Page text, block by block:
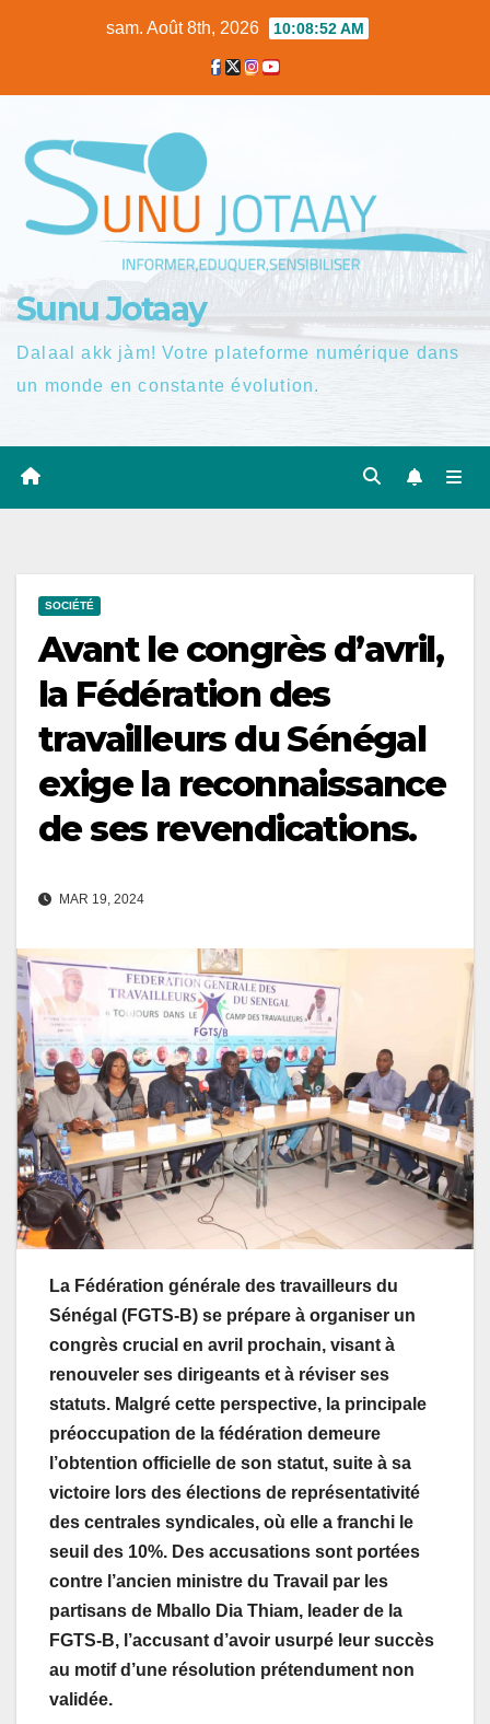
sam. Août 8th, 2026 10:08:53 AM
Sunu Jotaay
Dalaal akk jàm! Votre plateforme numérique dans
un monde en constante évolution.
SOCIÉTÉ
Avant le congrès d’avril,
la Fédération des
travailleurs du Sénégal
exige la reconnaissance
de ses revendications.
MAR 19, 2024
La Fédération générale des travailleurs du
Sénégal (FGTS-B) se prépare à organiser un
congrès crucial en avril prochain, visant à
renouveler ses dirigeants et à réviser ses
statuts. Malgré cette perspective, la principale
préoccupation de la fédération demeure
l’obtention officielle de son statut, suite à sa
victoire lors des élections de représentativité
des centrales syndicales, où elle a franchi le
seuil des 10%. Des accusations sont portées
contre l’ancien ministre du Travail par les
partisans de Mballo Dia Thiam, leader de la
FGTS-B, l’accusant d’avoir usurpé leur succès
au motif d’une résolution prétendument non
validée.